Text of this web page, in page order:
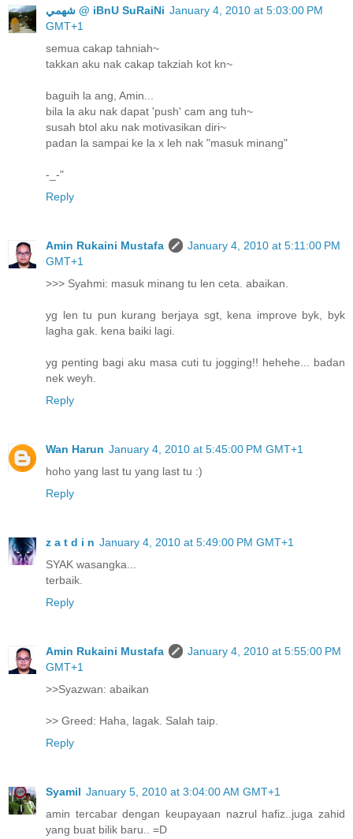
ﺷﻬﻤﻲ @ iBnU SuRaiNi January 4, 2010 at 5:03:00 PM
GMT+1
semua cakap tahniah~
takkan aku nak cakap takziah kot kn~
baguih la ang, Amin...
bila la aku nak dapat 'push' cam ang tuh~
susah btol aku nak motivasikan diri~
padan la sampai ke la x leh nak "masuk minang"
-_-"
Reply
Amin Rukaini Mustafa
January 4, 2010 at 5:11:00 PM
GMT+1
>>> Syahmi: masuk minang tu len ceta. abaikan.
yg len tu pun kurang berjaya sgt, kena improve byk, byk
lagha gak. kena baiki lagi.
yg penting bagi aku masa cuti tu jogging!! hehehe... badan
nek weyh.
Reply
Wan Harun January 4, 2010 at 5:45:00 PM GMT+1
hoho yang last tu yang last tu :)
Reply
z a t d i n January 4, 2010 at 5:49:00 PM GMT+1
SYAK wasangka...
terbaik.
Reply
Amin Rukaini Mustafa
January 4, 2010 at 5:55:00 PM
GMT+1
>>Syazwan: abaikan
>> Greed: Haha, lagak. Salah taip.
Reply
Syamil January 5, 2010 at 3:04:00 AM GMT+1
amin tercabar dengan keupayaan nazrul hafiz..juga zahid
yang buat bilik baru.. =D